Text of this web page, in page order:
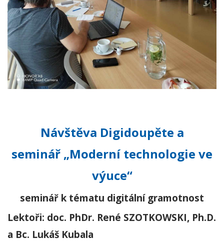
Návštěva Digidoupěte a
seminář „Moderní technologie ve
výuce“
seminář k tématu digitální gramotnost
Lektoři: doc. PhDr. René SZOTKOWSKI, Ph.D.
a Bc. Lukáš Kubala